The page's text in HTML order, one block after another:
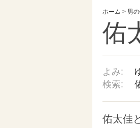
ホーム > 男
佑
よみ:
検索:
佑太佳